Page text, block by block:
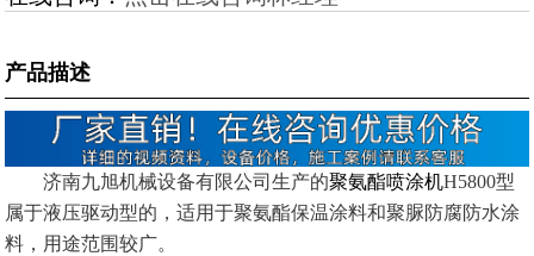
产品描述
济南九旭机械设备有限公司生产的聚氨酯喷涂机H5800型
属于液压驱动型的，适用于聚氨酯保温涂料和聚脲防腐防水涂
料，用途范围较广。